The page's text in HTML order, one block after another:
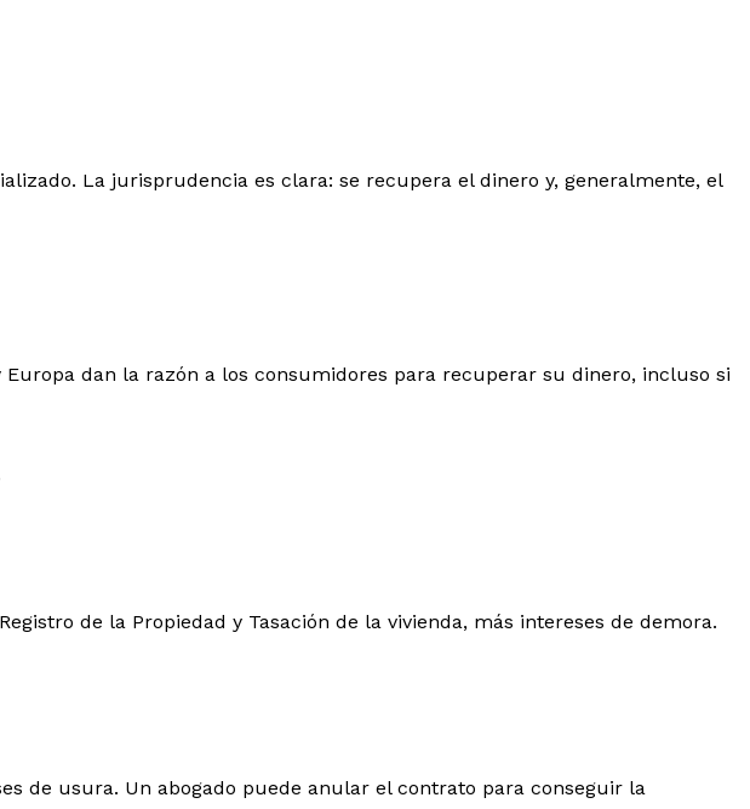
La jurisprudencia es clara: se recupera el dinero y, generalmente, el
dan la razón a los consumidores para recuperar su dinero, incluso si
de la Propiedad y Tasación de la vivienda, más intereses de demora.
de usura. Un abogado puede anular el contrato para conseguir la